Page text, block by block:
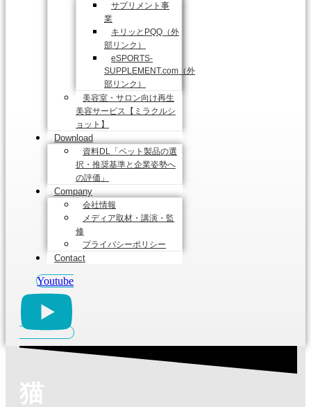
サプリメント事
業
キリッとPQQ（外
部リンク）
eSPORTS-
SUPPLEMENT.com（外
部リンク）
美容室・サロン向け再生
美容サービス【ミラクルシ
ョット】
Download
資料DL「ペット製品の選
択・推奨基準と企業姿勢へ
の評価」
Company
会社情報
メディア取材・講演・監
修
プライバシーポリシー
Contact
Youtube
猫